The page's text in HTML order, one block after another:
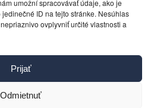
umožní spracovávať údaje, ako je
ID na tejto stránke. Nesúhlas
ovplyvniť určité vlastnosti a
Prijať
Odmietnuť
Kontakt
používania